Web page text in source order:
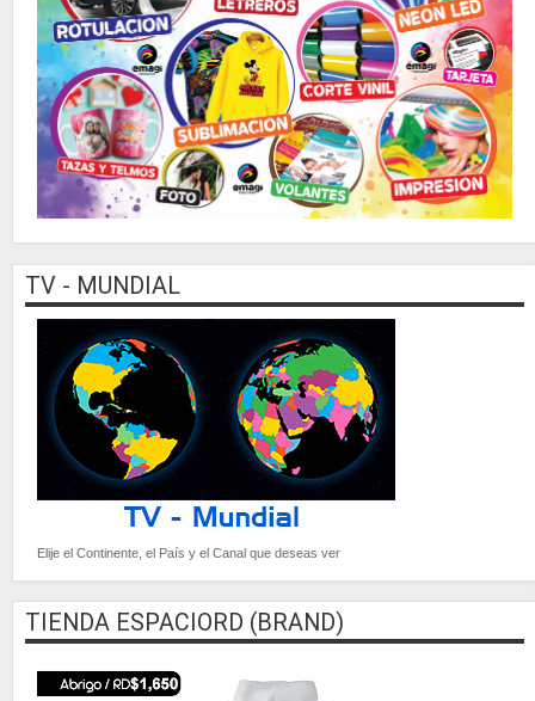
TV - MUNDIAL
Elije el Continente, el País y el Canal que deseas ver
TIENDA ESPACIORD (BRAND)